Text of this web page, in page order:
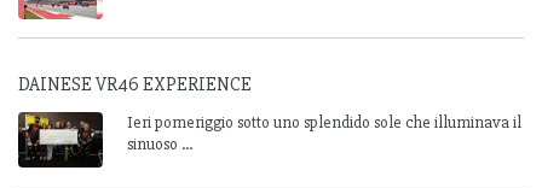
DAINESE VR46 EXPERIENCE
Ieri pomeriggio sotto uno splendido sole che illuminava il
sinuoso ...